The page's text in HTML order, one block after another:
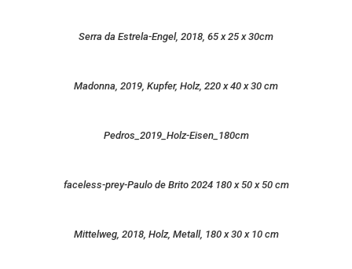
Serra da Estrela-Engel, 2018, 65 x 25 x 30cm
Madonna, 2019, Kupfer, Holz, 220 x 40 x 30 cm
Pedros_2019_Holz-Eisen_180cm
faceless-prey-Paulo de Brito 2024 180 x 50 x 50 cm
Mittelweg, 2018, Holz, Metall, 180 x 30 x 10 cm